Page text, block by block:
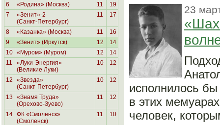
6
«Родина» (Москва) 11
19
7
«Зенит»-2
(Санкт-Петербург)
11 17
8 «Казанка» (Москва) 11
16
9
«Зенит» (Иркутск) 12
14
10 «Муром» (Муром) 12
14
11
«Луки-Энергия»
(Великие Луки)
10 12
12
«Звезда»
(Санкт-Петербург)
10 12
13
«Знамя Труда»
(Орехово-Зуево)
11 12
14 ФК «Смоленск»
(Смоленск)
11 10
23
исполнилось
в этих
человек,